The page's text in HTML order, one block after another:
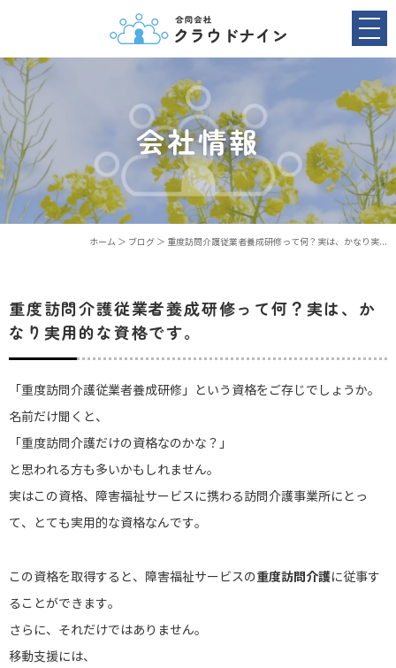
会社情報
ホーム ＞ ブログ ＞ 重度訪問介護従業者養成研修って何？実は、かなり実...
重度訪問介護従業者養成研修って何？実は、か
なり実用的な資格です。
「重度訪問介護従業者養成研修」という資格をご存じでしょうか。
名前だけ聞くと、
「重度訪問介護だけの資格なのかな？」
と思われる方も多いかもしれません。
実はこの資格、障害福祉サービスに携わる訪問介護事業所にとっ
て、とても実用的な資格なんです。
この資格を取得すると、障害福祉サービスの重度訪問介護に従事す
ることができます。
さらに、それだけではありません。
移動支援には、